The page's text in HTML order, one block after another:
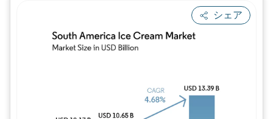
シェア